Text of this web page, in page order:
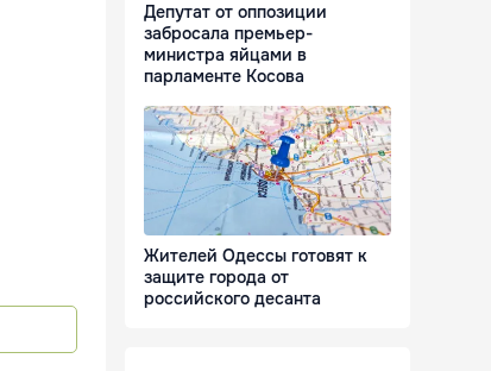
Депутат от оппозиции
забросала премьер-
министра яйцами в
парламенте Косова
Жителей Одессы готовят к
защите города от
российского десанта